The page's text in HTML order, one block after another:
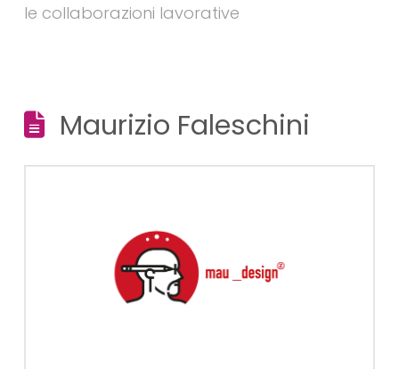
le collaborazioni lavorative
Maurizio Faleschini